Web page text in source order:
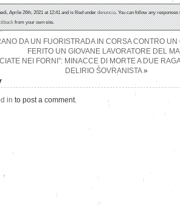
Aprile 26th, 2021 at 12:41 and is filed underdenuncia. You can follow any
from your own site.
DA UN FUORISTRADA IN CORSA CONTRO
FERITO UN GIOVANE LAVORATORE DEL
NEI FORNI”: MINACCE DI MORTE A DUE
DELIRIO SOVRANISTA»
in to post a comment.